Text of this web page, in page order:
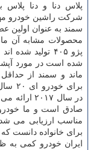
پلاس دنا و دنا
شرکت راشین خودرو
سمند به عنوان اولین
محصولات مشابه آن
پژو ۴۰۵ تولید
شده است در مورد
ماند و سمند از حداقل
در سال
مناسب ارزیابی می
برای خانواده دانست
ایران خودرو کمی به